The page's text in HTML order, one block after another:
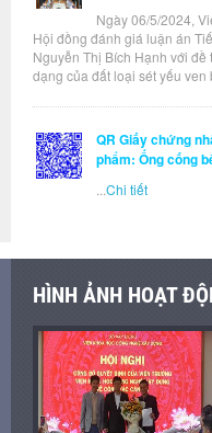
Ngày 06/5/2024,
Hội đồng đánh giá luận án
Nguyễn Thị Bích Hạnh với
dạng của đất loại sét yếu ven
QR Giấy chứng
phẩm: Ống cống
Chi tiết
HÌNH ẢNH HOẠT